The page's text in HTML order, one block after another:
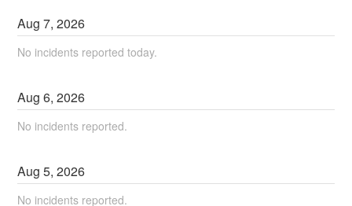
Aug7,2026
No incidents reported today.
Aug6,2026
No incidents reported.
Aug5,2026
No incidents reported.